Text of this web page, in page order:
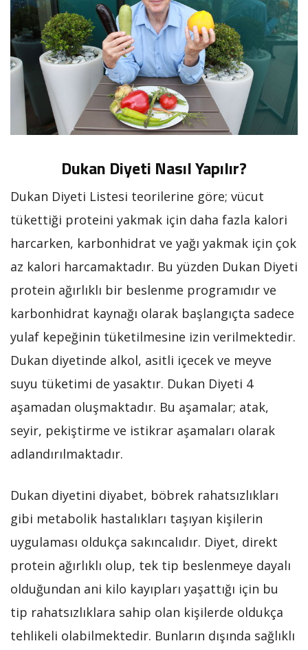
Dukan Diyeti Nasıl Yapılır?
Dukan Diyeti Listesi teorilerine göre; vücut
tükettiği proteini yakmak için daha fazla kalori
harcarken, karbonhidrat ve yağı yakmak için çok
az kalori harcamaktadır. Bu yüzden Dukan Diyeti
protein ağırlıklı bir beslenme programıdır ve
karbonhidrat kaynağı olarak başlangıçta sadece
yulaf kepeğinin tüketilmesine izin verilmektedir.
Dukan diyetinde alkol, asitli içecek ve meyve
suyu tüketimi de yasaktır. Dukan Diyeti 4
aşamadan oluşmaktadır. Bu aşamalar; atak,
seyir, pekiştirme ve istikrar aşamaları olarak
adlandırılmaktadır.
Dukan diyetini diyabet, böbrek rahatsızlıkları
gibi metabolik hastalıkları taşıyan kişilerin
uygulaması oldukça sakıncalıdır. Diyet, direkt
protein ağırlıklı olup, tek tip beslenmeye dayalı
olduğundan ani kilo kayıpları yaşattığı için bu
tip rahatsızlıklara sahip olan kişilerde oldukça
tehlikeli olabilmektedir. Bunların dışında sağlıklı